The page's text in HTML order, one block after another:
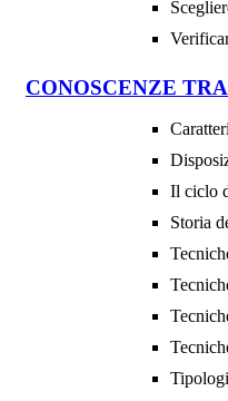
CONOSCENZE
Il ciclo
Storia